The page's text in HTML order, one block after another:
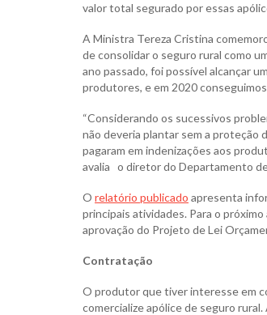
valor total segurado por essas
A Ministra Tereza Cristina
de consolidar o seguro rural como
ano passado, foi possível alcançar
produtores, e em 2020
“Considerando os sucessivos
não deveria plantar sem a proteção
pagaram em indenizações aos
avalia o diretor do Departamento
O relatório publicado apresenta
principais atividades. Para o
aprovação do Projeto de Lei
Contratação
O produtor que tiver interesse em
comercialize apólice de seguro